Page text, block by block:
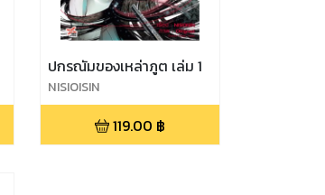
ปกรณัมของเหล่าภูต เล่ม 1
NISIOISIN
119.00 ฿